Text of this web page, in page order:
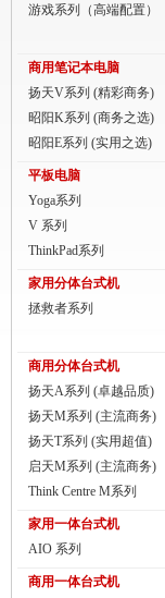
商用分体台式机
家用一体台式机
ThinkPad
ThinkStation工作站
联想服务器
游戏系列（高端配置）
商用笔记本电脑
扬天V系列 (精彩商务)
昭阳K系列 (商务之选)
昭阳E系列 (实用之选)
平板电脑
Yoga系列
V 系列
ThinkPad系列
家用分体台式机
拯救者系列
商用分体台式机
扬天A系列 (卓越品质)
扬天M系列 (主流商务)
扬天T系列 (实用超值)
启天M系列 (主流商务)
Think Centre M系列
家用一体台式机
AIO 系列
商用一体台式机